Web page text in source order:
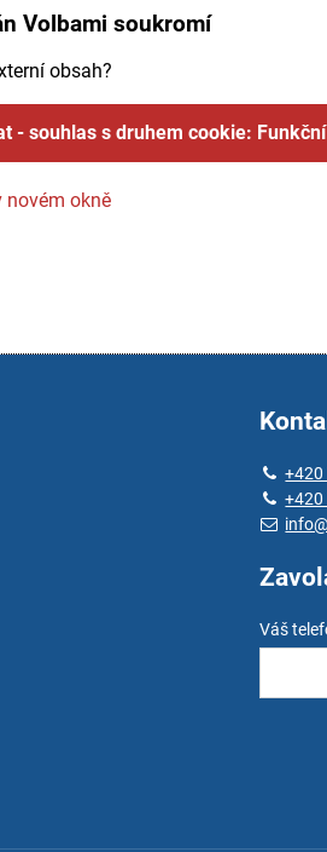
Volbami soukromí
obsah?
- souhlas s druhem cookie: Funkční
okně
+420
+420
Váš